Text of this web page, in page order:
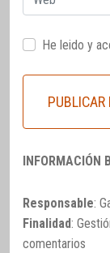
He leido y
INFORMACIÓN
Responsable:
Finalidad:
comentarios